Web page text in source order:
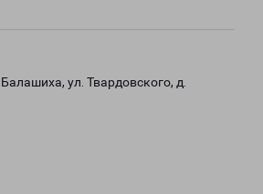
ул. Твардовского, д.